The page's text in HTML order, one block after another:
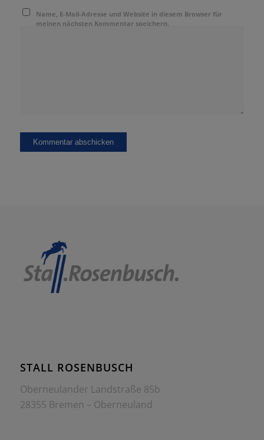
Name, E-Mail-Adresse und Website in diesem Browser für
meinen nächsten Kommentar speichern.
STALL ROSENBUSCH
Oberneulander Landstraße 85b
28355 Bremen – Oberneuland